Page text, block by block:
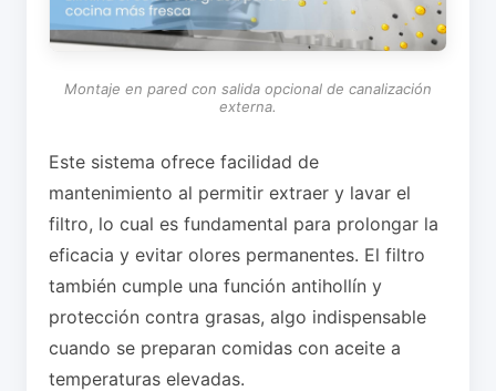
Montaje en pared con salida opcional de canalización
externa.
Este sistema ofrece facilidad de
mantenimiento al permitir extraer y lavar el
filtro, lo cual es fundamental para prolongar la
eficacia y evitar olores permanentes. El filtro
también cumple una función antihollín y
protección contra grasas, algo indispensable
cuando se preparan comidas con aceite a
temperaturas elevadas.